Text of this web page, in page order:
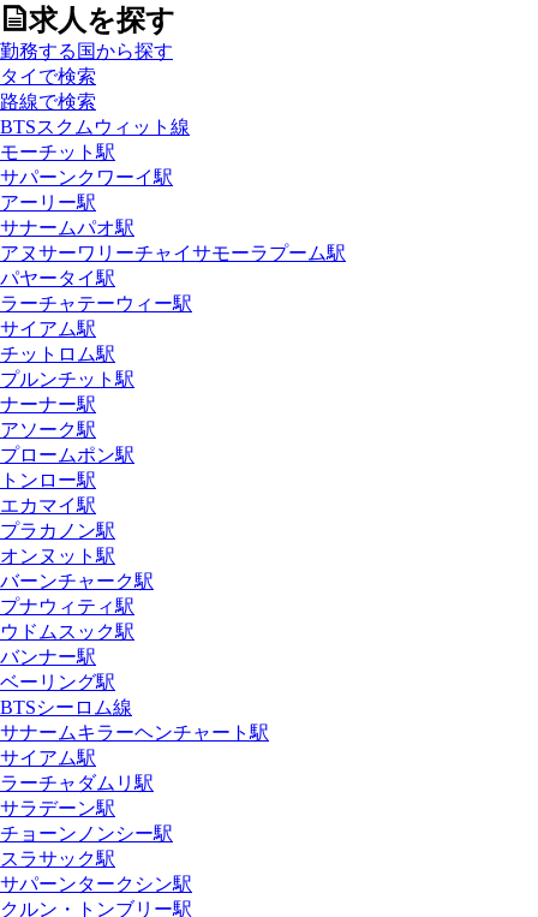
求人を探す
勤務する国から探す
タイで検索
路線で検索
BTSスクムウィット線
モーチット駅
サパーンクワーイ駅
アーリー駅
サナームパオ駅
アヌサーワリーチャイサモーラプーム駅
パヤータイ駅
ラーチャテーウィー駅
サイアム駅
チットロム駅
プルンチット駅
ナーナー駅
アソーク駅
プロームポン駅
トンロー駅
エカマイ駅
プラカノン駅
オンヌット駅
バーンチャーク駅
プナウィティ駅
ウドムスック駅
バンナー駅
ベーリング駅
BTSシーロム線
サナームキラーヘンチャート駅
サイアム駅
ラーチャダムリ駅
サラデーン駅
チョーンノンシー駅
スラサック駅
サパーンタークシン駅
クルン・トンブリー駅